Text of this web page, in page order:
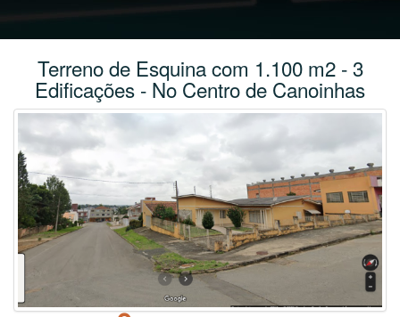
Terreno de Esquina com 1.100 m2 - 3
Edificações - No Centro de Canoinhas